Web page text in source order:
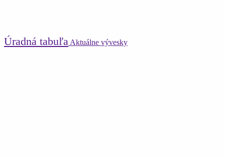
Úradná tabuľa Aktuálne vývesky